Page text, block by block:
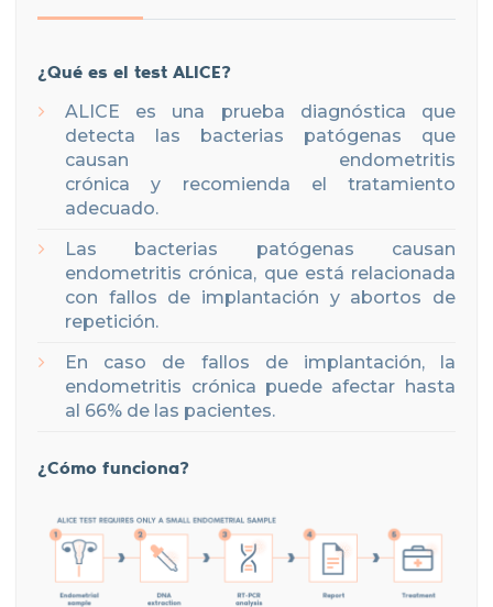
¿Qué es el test ALICE?
ALICE es una prueba diagnóstica
que
detecta las bacterias patógenas que
causan endometritis
crónicay recomienda el tratamiento
adecuado.
Las bacterias patógenas causan
endometritis crónica, que está relacionada
con fallos de implantación y abortos de
repetición.
En caso de fallos de implantación, la
endometritis crónica puede afectar hasta
al 66% de las pacientes.
¿Cómo funciona?